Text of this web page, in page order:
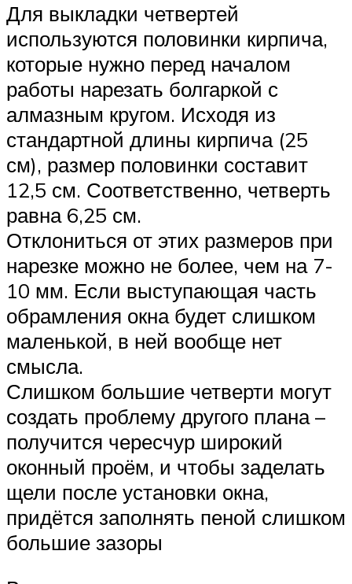
Для выкладки четвертей
используются половинки кирпича,
которые нужно перед началом
работы нарезать болгаркой с
алмазным кругом. Исходя из
стандартной длины кирпича (25
см), размер половинки составит
12,5 см. Соответственно, четверть
равна 6,25 см.
Отклониться от этих размеров при
нарезке можно не более, чем на 7-
10 мм. Если выступающая часть
обрамления окна будет слишком
маленькой, в ней вообще нет
смысла.
Слишком большие четверти могут
создать проблему другого плана –
получится чересчур широкий
оконный проём, и чтобы заделать
щели после установки окна,
придётся заполнять пеной слишком
большие зазоры